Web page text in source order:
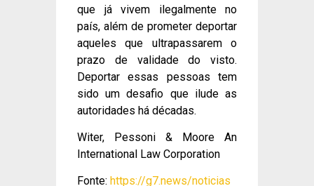
que já vivem ilegalmente no
país, além de prometer deportar
aqueles que ultrapassarem o
prazo de validade do visto.
Deportar essas pessoas tem
sido um desafio que ilude as
autoridades há décadas.
Witer, Pessoni & Moore An
International Law Corporation
Fonte: https://g7.news/noticias